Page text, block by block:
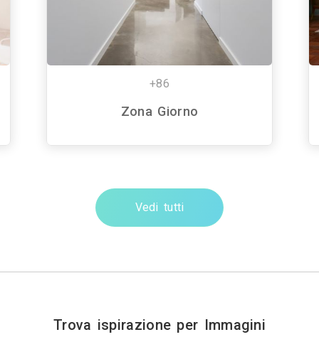
+86
Zona Giorno
Vedi tutti
Trova ispirazione per Immagini